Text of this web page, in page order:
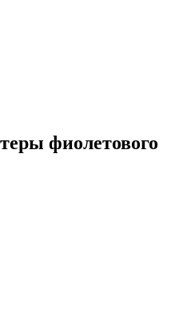
фиолетового